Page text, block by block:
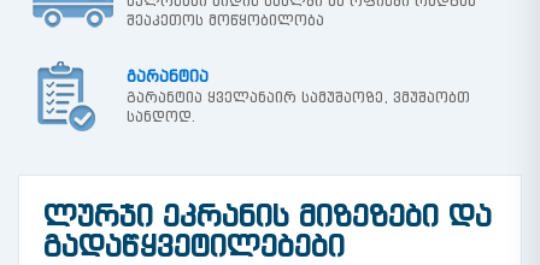
შეაკეთოს მოწყობილობა
გარანტია
გარანტია ყველანაირ სამუშაოზე, ვმუშაობთ
სანდოდ.
ᲚᲣᲠᲯᲘ ᲔᲙᲠᲐᲜᲘᲡ ᲛᲘᲖᲔᲖᲔᲑᲘ ᲓᲐ
ᲒᲐᲓᲐᲬᲧᲕᲔᲢᲘᲚᲔᲑᲔᲑᲘ